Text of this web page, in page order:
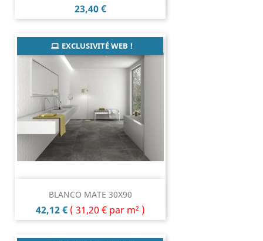
Prix
23,40 €
BLANCO MATE 30X90
Prix
42,12 € ( 31,20 € par m² )
EXCLUSIVITÉ WEB !